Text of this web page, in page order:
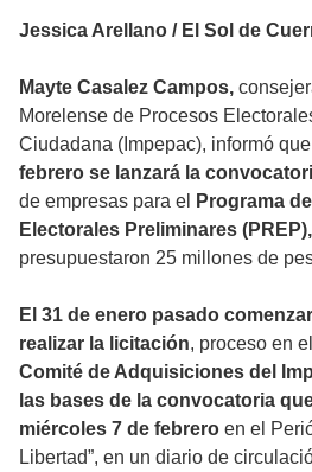
Jessica Arellano / El Sol de
Mayte Casalez Campos,
Morelense de Procesos
Ciudadana (Impepac), informó que
febrero se lanzará la
de empresas para el
Programa
Electorales Preliminares (PREP),
presupuestaron 25 millones de
El 31 de enero pasado
realizar la licitación, proceso en
Comité de Adquisiciones del
las bases de la convocatoria
miércoles 7 de febrero en el
Libertad”, en un diario de